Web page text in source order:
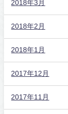
2018年3月
2018年2月
2018年1月
2017年12月
2017年11月